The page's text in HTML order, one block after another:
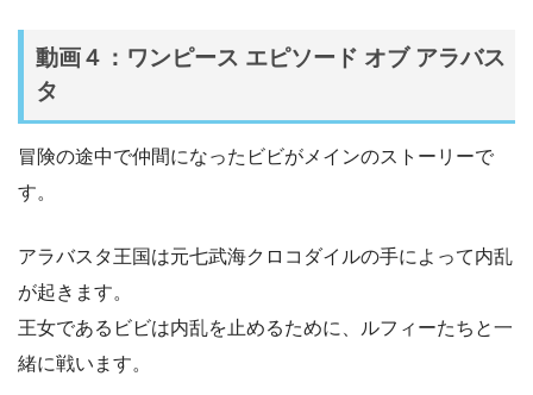
動画４：ワンピース エピソード オブ アラバス
タ
冒険の途中で仲間になったビビがメインのストーリーで
す。
アラバスタ王国は元七武海クロコダイルの手によって内乱
が起きます。
王女であるビビは内乱を止めるために、ルフィーたちと一
緒に戦います。